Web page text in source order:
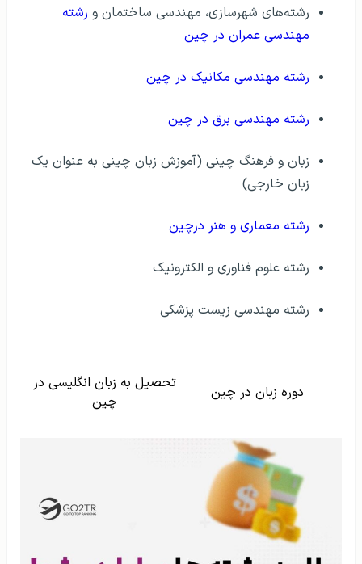
رشته‌های شهرسازی، مهندسی ساختمان و رشته
مهندسی عمران در چین
رشته مهندسی مکانیک در چین
رشته مهندسی برق در چین
زبان و فرهنگ چینی (آموزش زبان چینی به عنوان یک
زبان خارجی)
رشته معماری و هنر درچین
رشته علوم فناوری و الکترونیک
رشته مهندسی زیست پزشکی
دوره زبان در چین
تحصیل به زبان انگلیسی در
چین